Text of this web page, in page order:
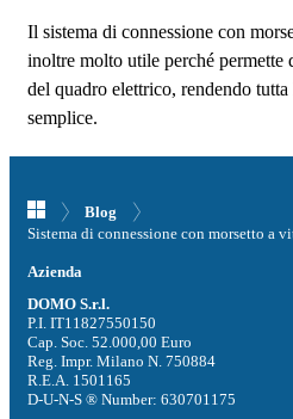
Il sistema di connessione con
inoltre molto utile perché permette
del quadro elettrico, rendendo
semplice.
Blog
Sistema di connessione con morsetto a
Azienda
DOMO S.r.l.
P.I. IT11827550150
Cap. Soc. 52.000,00 Euro
Reg. Impr. Milano N. 750884
R.E.A. 1501165
D-U-N-S ® Number: 630701175